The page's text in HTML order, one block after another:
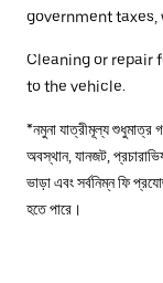
government taxes,
Cleaning or repair
to the vehicle.
*নমুনা যাত্রীমূল্য শুধুমাত্র
অবস্থান, যানজট,
ভাড়া এবং সর্বনিম্ন ফি
হতে পারে।